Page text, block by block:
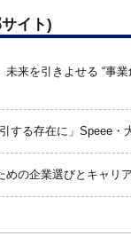
イト)
来を引きよせる “事業
する存在に」Speee・
めの企業選びとキャリ